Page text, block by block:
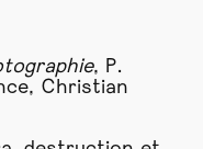
, P.
Christian